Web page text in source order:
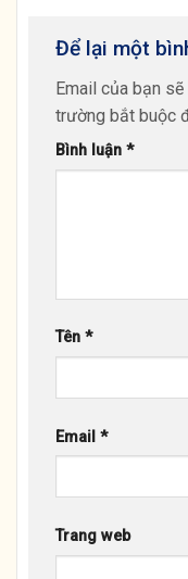
Để lại một
Email của bạn
trường bắt buộc
Bình luận *
Tên *
Email *
Trang web